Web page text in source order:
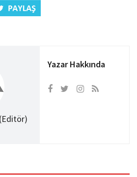
Yazar Hakkında